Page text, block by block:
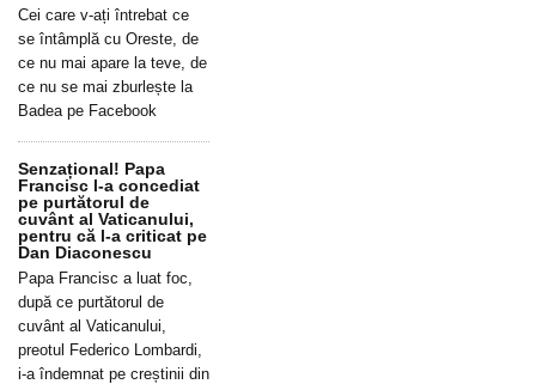
Cei care v-ați întrebat ce
se întâmplă cu Oreste, de
ce nu mai apare la teve, de
ce nu se mai zburlește la
Badea pe Facebook
Senzațional! Papa
Francisc l-a concediat
pe purtătorul de
cuvânt al Vaticanului,
pentru că l-a criticat pe
Dan Diaconescu
Papa Francisc a luat foc,
după ce purtătorul de
cuvânt al Vaticanului,
preotul Federico Lombardi,
i-a îndemnat pe creștinii din